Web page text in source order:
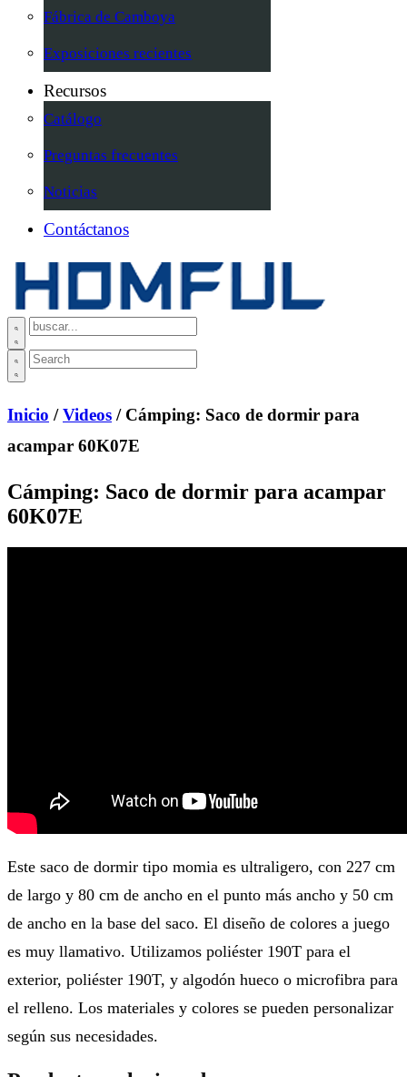
Fábrica de Camboya
Exposiciones recientes
Recursos
Catálogo
Preguntas frecuentes
Noticias
Contáctanos
Inicio /Videos / Cámping: Saco de dormir para
acampar 60K07E
Cámping: Saco de dormir para acampar
60K07E
Este saco de dormir tipo momia es ultraligero, con 227 cm
de largo y 80 cm de ancho en el punto más ancho y 50 cm
de ancho en la base del saco. El diseño de colores a juego
es muy llamativo. Utilizamos poliéster 190T para el
exterior, poliéster 190T, y algodón hueco o microfibra para
el relleno. Los materiales y colores se pueden personalizar
según sus necesidades.